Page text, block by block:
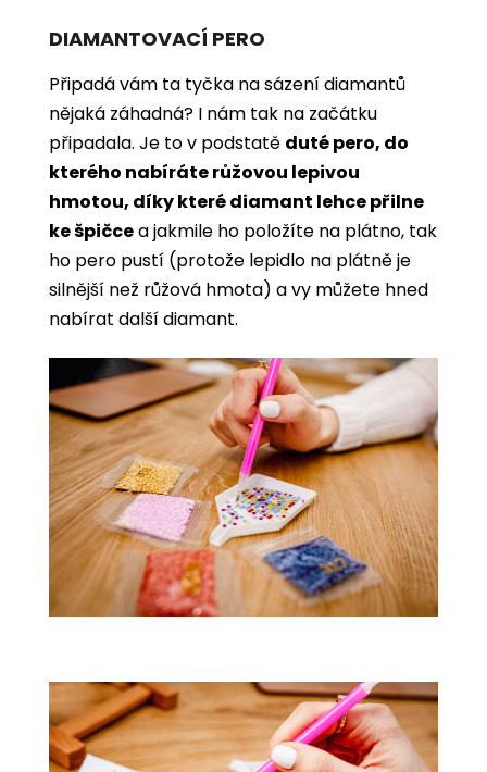
DIAMANTOVACÍ PERO
Připadá vám ta tyčka na sázení diamantů
nějaká záhadná? I nám tak na začátku
připadala. Je to v podstatě duté pero, do
kterého nabíráte růžovou lepivou
hmotou, díky které diamant lehce přilne
ke špičcea jakmile ho položíte na plátno, tak
ho pero pustí (protože lepidlo na plátně je
silnější než růžová hmota) a vy můžete hned
nabírat další diamant.